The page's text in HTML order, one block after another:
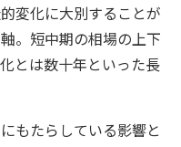
変化に大別することが
。短中期の相場の上下
とは数十年といった長
もたらしている影響と